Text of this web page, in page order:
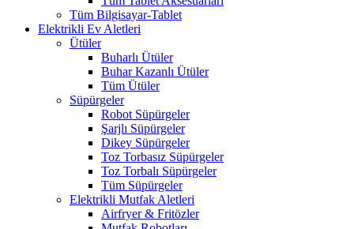
Tüm Bilgisayar-Tablet
Elektrikli Ev Aletleri
Ütüler
Buharlı Ütüler
Buhar Kazanlı Ütüler
Tüm Ütüler
Süpürgeler
Robot Süpürgeler
Şarjlı Süpürgeler
Dikey Süpürgeler
Toz Torbasız Süpürgeler
Toz Torbalı Süpürgeler
Tüm Süpürgeler
Elektrikli Mutfak Aletleri
Airfryer & Fritözler